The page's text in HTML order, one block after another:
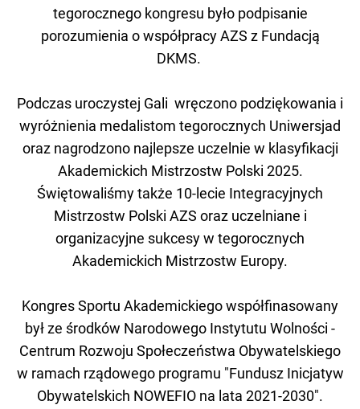
tegorocznego kongresu było podpisanie
porozumienia o współpracy AZS z Fundacją
DKMS.
Podczas uroczystej Gali wręczono podziękowania i
wyróżnienia medalistom tegorocznych Uniwersjad
oraz nagrodzono najlepsze uczelnie w klasyfikacji
Akademickich Mistrzostw Polski 2025.
Świętowaliśmy także 10-lecie Integracyjnych
Mistrzostw Polski AZS oraz uczelniane i
organizacyjne sukcesy w tegorocznych
Akademickich Mistrzostw Europy.
Kongres Sportu Akademickiego współfinasowany
był ze środków Narodowego Instytutu Wolności -
Centrum Rozwoju Społeczeństwa Obywatelskiego
w ramach rządowego programu "Fundusz Inicjatyw
Obywatelskich NOWEFIO na lata 2021-2030".